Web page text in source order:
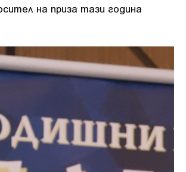
на приза тази година